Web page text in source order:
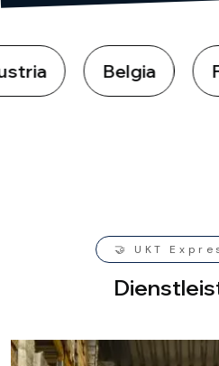
Belgia Francja
🤝 UKT
Dienstleis